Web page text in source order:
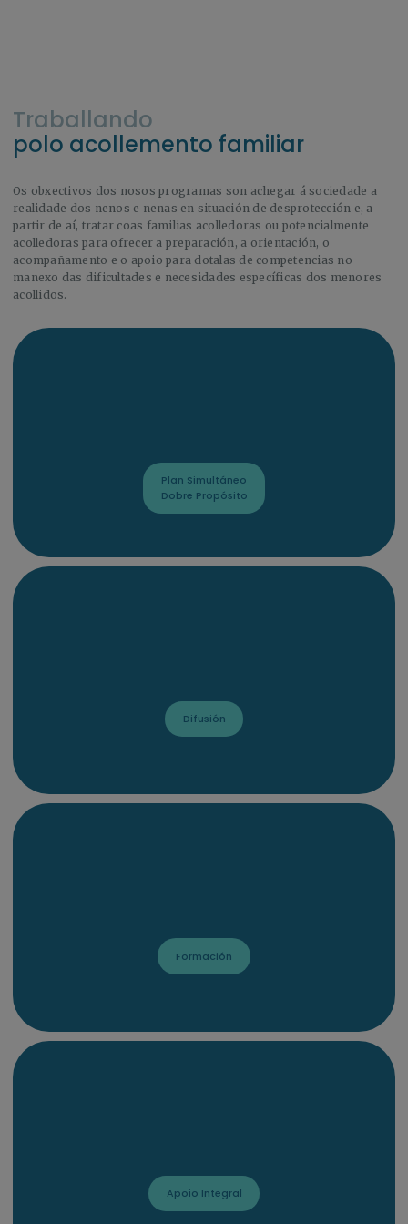
Traballando
polo acollemento familiar
Os obxectivos dos nosos programas son achegar á sociedade a
realidade dos nenos e nenas en situación de desprotección e, a
partir de aí, tratar coas familias acolledoras ou potencialmente
acolledoras para ofrecer a preparación, a orientación, o
acompañamento e o apoio para dotalas de competencias no
manexo das dificultades e necesidades específicas dos menores
acollidos.
Plan Simultáneo
Dobre Propósito
Difusión
Formación
Apoio Integral